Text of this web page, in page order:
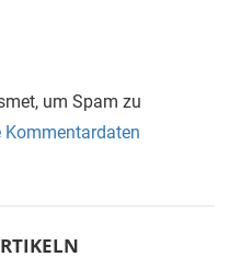
um Spam zu
Kommentardaten